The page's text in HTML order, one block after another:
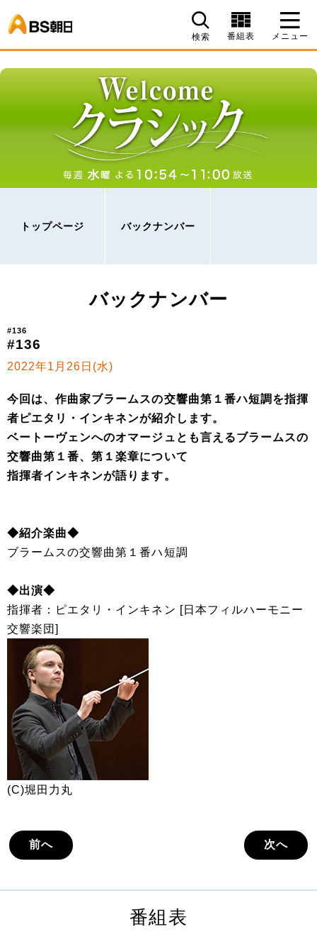
検索 番組表 メニュー
トップページ バックナンバー
バックナンバー
#136
#136
2022年1月26日(水)
今回は、作曲家ブラームスの交響曲第１番ハ短調を指揮
者ピエタリ・インキネンが紹介します。
ベートーヴェンへのオマージュとも言えるブラームスの
交響曲第１番、第１楽章について
指揮者インキネンが語ります。
◆紹介楽曲◆
ブラームスの交響曲第１番ハ短調
◆出演◆
指揮者：ピエタリ・インキネン [日本フィルハーモニー
交響楽団]
(C)堀田力丸
前へ 次へ
番組表